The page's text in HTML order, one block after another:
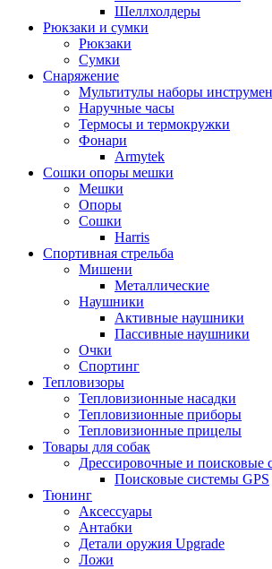
Шеллхолдеры
Рюкзаки и сумки
Рюкзаки
Сумки
Снаряжение
Мультитулы наборы
Наручные часы
Термосы и термокружки
Фонари
Armytek
Сошки опоры мешки
Мешки
Опоры
Сошки
Harris
Спортивная стрельба
Мишени
Металлические
Наушники
Активные наушники
Пассивные наушники
Очки
Спортинг
Тепловизоры
Тепловизионные насадки
Тепловизионные приборы
Тепловизионные прицелы
Товары для собак
Дрессировочные и поисковые
Поисковые системы GPS
Тюнинг
Аксессуары
Антабки
Детали оружия Upgrade
Ложи